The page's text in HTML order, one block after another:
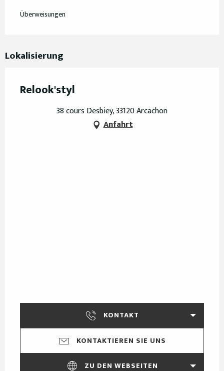
Überweisungen
Lokalisierung
Relook'styl
38 cours Desbiey, 33120 Arcachon
Anfahrt
KONTAKT
KONTAKTIEREN SIE UNS
ZU DEN WEBSEITEN